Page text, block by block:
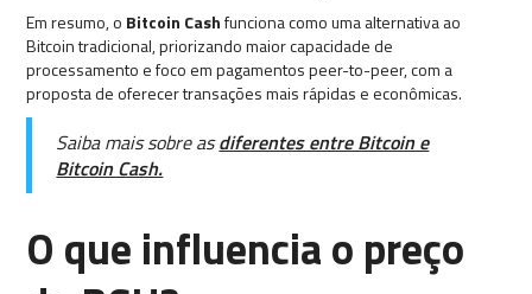
Em resumo, o Bitcoin Cashfunciona como uma alternativa ao
Bitcoin tradicional, priorizando maior capacidade de
processamento e foco em pagamentos peer-to-peer, com a
proposta de oferecer transações mais rápidas e econômicas.
Saiba mais sobre asdiferentes entre Bitcoin e
Bitcoin Cash.
O que influencia o preço